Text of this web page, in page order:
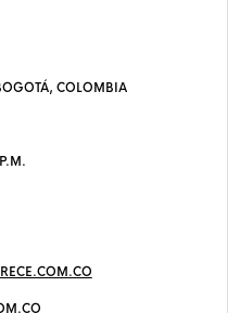
COLOMBIA